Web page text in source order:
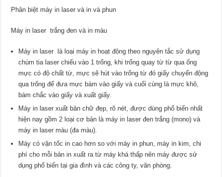
Phân biệt máy in laser và in và phun
Máy in laser trắng đen và in màu
Máy in laser là loại máy in hoạt động theo nguyên tắc sử dụng
chùm tia laser chiếu vào 1 trống, khi trống quay từ từ qua ống
mực có độ chất từ, mực sẽ hút vào trống từ đó giấy chuyển động
qua trống để đưa mực bám vào giấy và cuối cùng là mực khô,
bám chắc vào giấy và xuất giấy.
Máy in laser xuất bản chữ đẹp, rõ nét, được dùng phổ biến nhất
hiện nay gồm 2 loại cơ bản là máy in laser đen trắng (mono) và
máy in laser màu (đa màu).
Máy có vận tốc in cao hơn so với máy in phun, máy in kim, chi
phí cho mỗi bản in xuất ra từ máy khá thấp nên máy được sử
dụng phổ biến tại gia đình và các công ty, văn phòng.